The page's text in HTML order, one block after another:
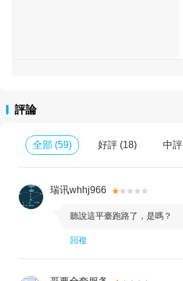
評論
全部 (59) 好評 (18) 中評
瑞讯whhj966
聽說這平臺跑路了，是嗎？
回複